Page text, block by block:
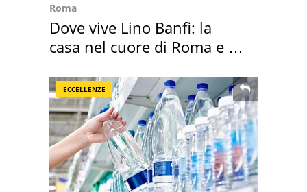
Roma
Dove vive Lino Banfi: la
casa nel cuore di Roma e i
ECCELLENZE